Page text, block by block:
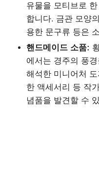
유물을 모티브로
합니다. 금관 모양
용한 문구류 등은
핸드메이드 소품:
에서는 경주의 풍
해석한 미니어처
한 액세서리 등 작
념품을 발견할 수